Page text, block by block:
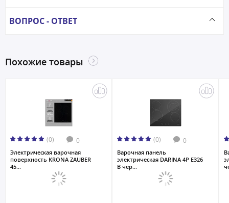
ВОПРОС - ОТВЕТ
Похожие товары
(0) 0
Электрическая варочная
поверхность KRONA ZAUBER
45...
(0) 0
Варочная панель
электрическая DARINA 4P E326
B чер...